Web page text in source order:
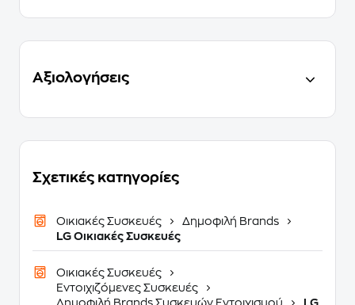
Αξιολογήσεις
Σχετικές κατηγορίες
Οικιακές Συσκευές
Δημοφιλή Brands
LG Οικιακές Συσκευές
Οικιακές Συσκευές
Εντοιχιζόμενες Συσκευές